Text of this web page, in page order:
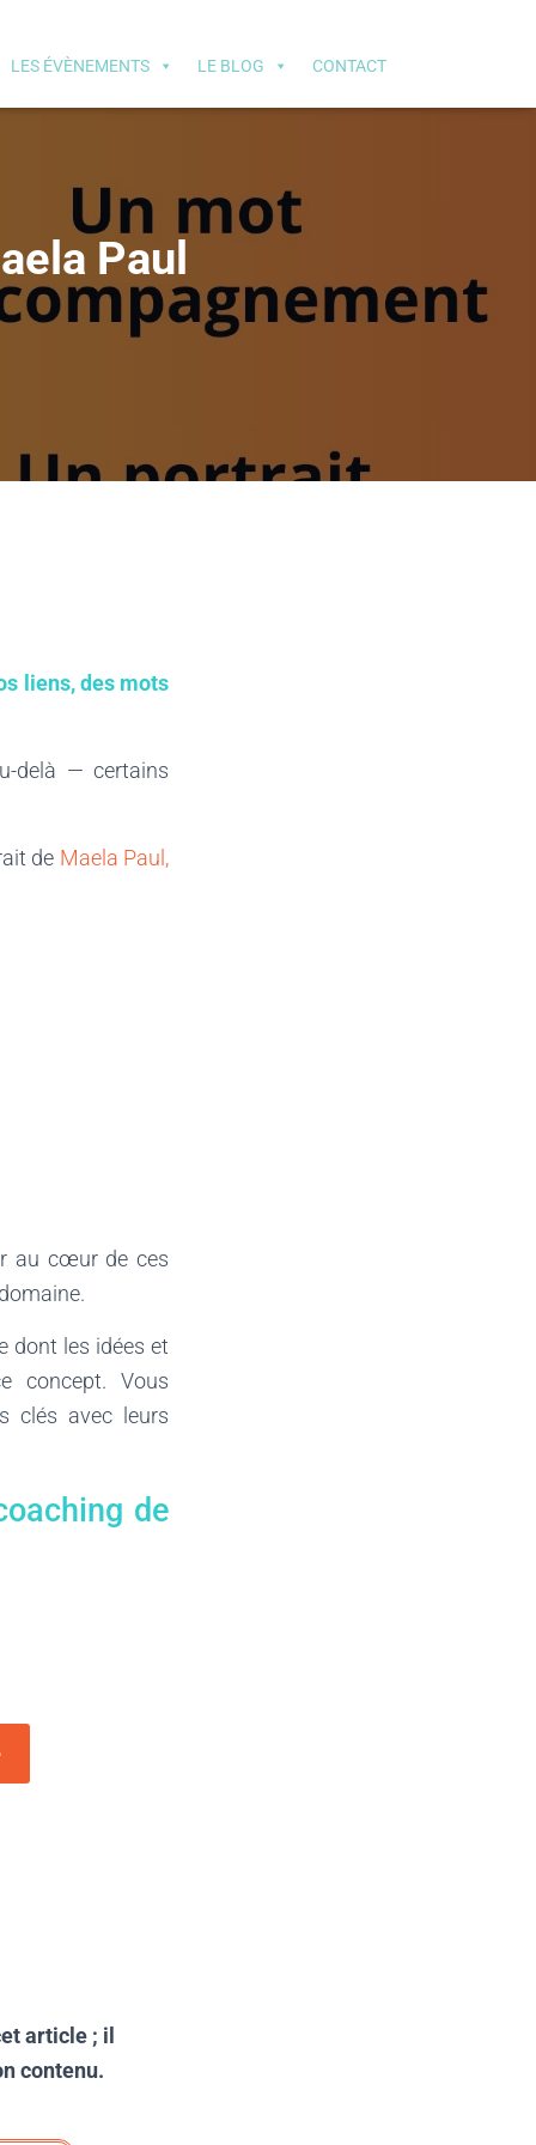
LES ÉVÈNEMENTS LE BLOG CONTACT
Paul
liens, des mots
delà — certains
de Maela Paul,
au cœur de ces
dont les idées et
concept. Vous
clés avec leurs
de
article ; il
contenu.